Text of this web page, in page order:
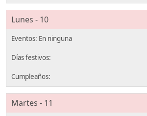
Lunes - 10
Martes - 11